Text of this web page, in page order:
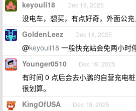
keyouli18 Dec 18, 2025
没电车，想买，有点好奇，外面公充
GoldenLeez Dec 18, 2025
@keyouli18 一般快充站会免两小时
Younger0510 Dec 18, 2025
有时间 0 点后会去小鹏的自营充电
很划算。
KingOfUSA Dec 19, 2025